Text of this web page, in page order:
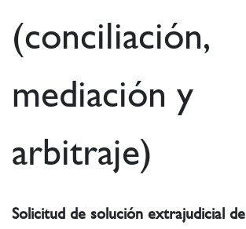
(conciliación,
mediación y
arbitraje)
Solicitud de solución extrajudicial de